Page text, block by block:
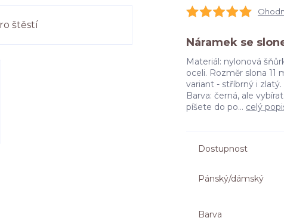
Náramek se
Materiál: nylonová
oceli. Rozměr slona
variant - stříbrný i
Barva: černá, ale
píšete do po... celý
Dostupnost
Pánský/dámský
Barva